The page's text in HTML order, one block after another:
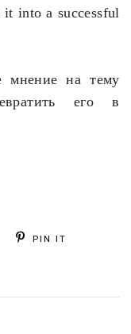
it into a successful
мнение на тему
его в
PIN IT